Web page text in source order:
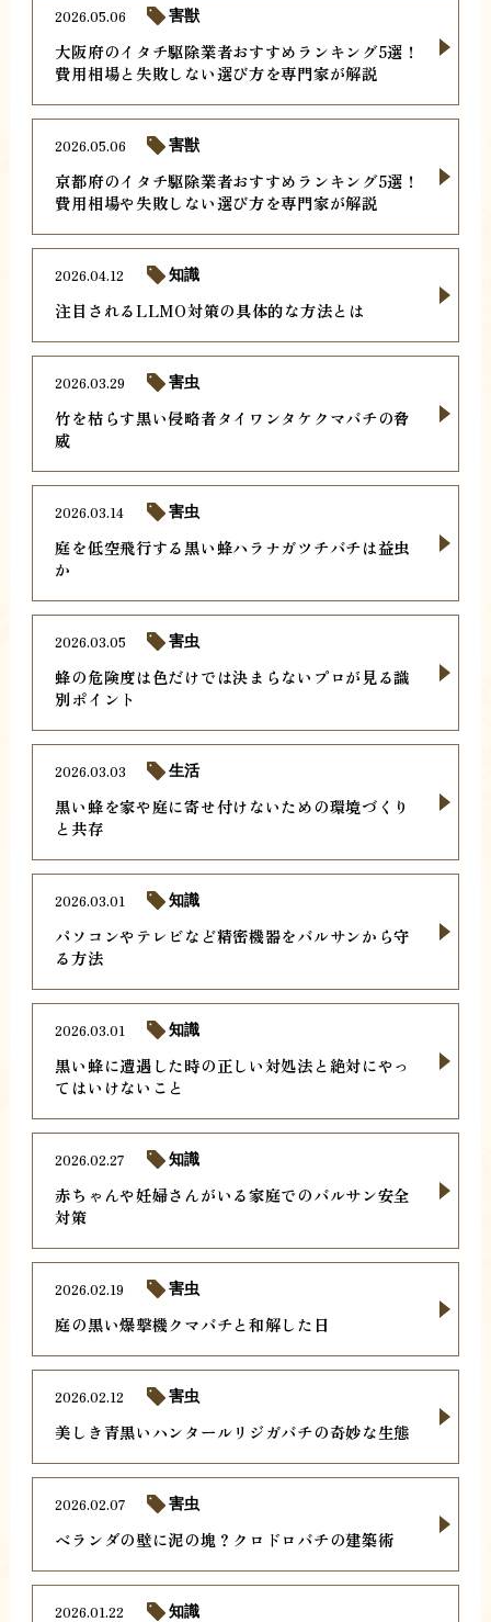
大阪府のイタチ駆除業者おすすめランキング5選！
費用相場と失敗しない選び方を専門家が解説
2026.05.06 害獣
京都府のイタチ駆除業者おすすめランキング5選！
費用相場や失敗しない選び方を専門家が解説
2026.05.06 害獣
注目されるLLMO対策の具体的な方法とは
2026.04.12 知識
竹を枯らす黒い侵略者タイワンタケクマバチの脅
威
2026.03.29 害虫
庭を低空飛行する黒い蜂ハラナガツチバチは益虫
か
2026.03.14 害虫
蜂の危険度は色だけでは決まらないプロが見る識
別ポイント
2026.03.05 害虫
黒い蜂を家や庭に寄せ付けないための環境づくり
と共存
2026.03.03 生活
パソコンやテレビなど精密機器をバルサンから守
る方法
2026.03.01 知識
黒い蜂に遭遇した時の正しい対処法と絶対にやっ
てはいけないこと
2026.03.01 知識
赤ちゃんや妊婦さんがいる家庭でのバルサン安全
対策
2026.02.27 知識
庭の黒い爆撃機クマバチと和解した日
2026.02.19 害虫
美しき青黒いハンタールリジガバチの奇妙な生態
2026.02.12 害虫
ベランダの壁に泥の塊？クロドロバチの建築術
2026.02.07 害虫
2026.01.22 知識